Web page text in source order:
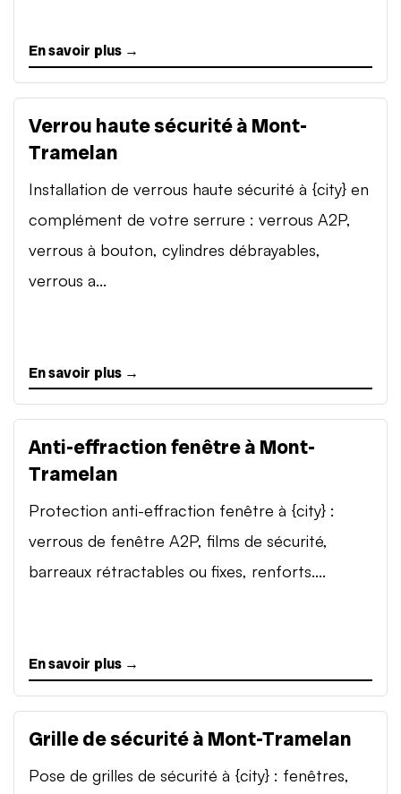
En savoir plus →
Verrou haute sécurité à Mont-
Tramelan
Installation de verrous haute sécurité à {city} en
complément de votre serrure : verrous A2P,
verrous à bouton, cylindres débrayables,
verrous a...
En savoir plus →
Anti-effraction fenêtre à Mont-
Tramelan
Protection anti-effraction fenêtre à {city} :
verrous de fenêtre A2P, films de sécurité,
barreaux rétractables ou fixes, renforts....
En savoir plus →
Grille de sécurité à Mont-Tramelan
Pose de grilles de sécurité à {city} : fenêtres,